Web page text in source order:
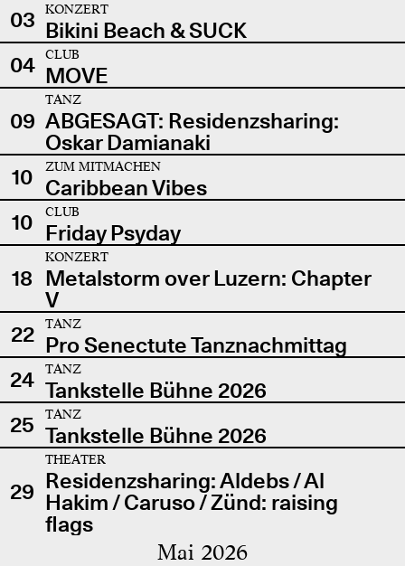
03
KONZERT
Bikini Beach & SUCK
04
CLUB
MOVE
09
TANZ
ABGESAGT: Residenzsharing:
Oskar Damianaki
10
ZUM MITMACHEN
Caribbean Vibes
10
CLUB
Friday Psyday
18
KONZERT
Metalstorm over Luzern: Chapter
V
22
TANZ
Pro Senectute Tanznachmittag
24
TANZ
Tankstelle Bühne 2026
25
TANZ
Tankstelle Bühne 2026
29
THEATER
Residenzsharing: Aldebs / Al
Hakim / Caruso / Zünd: raising
flags
Mai 2026